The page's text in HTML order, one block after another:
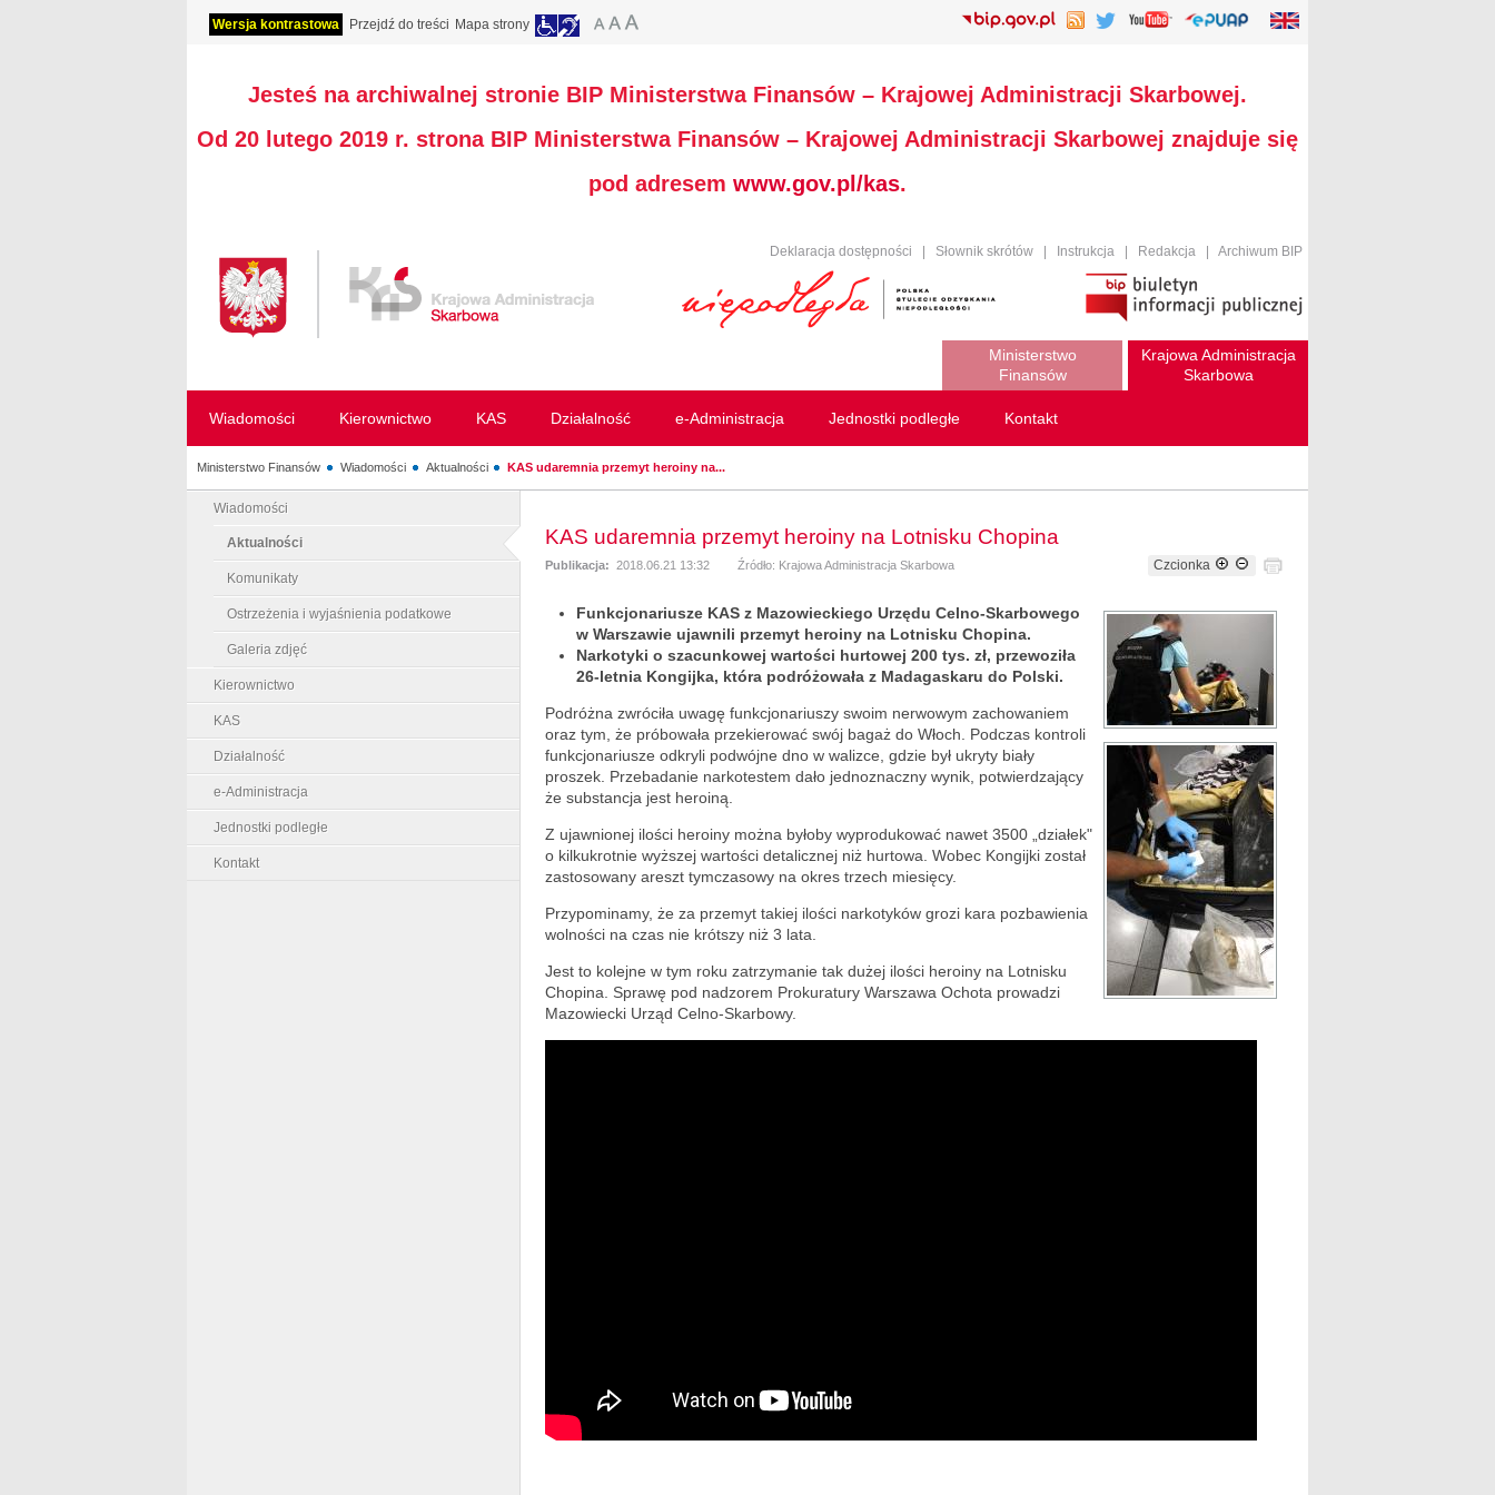
Wersja kontrastowa Przejdź do treści Mapa strony
Jesteś na archiwalnej stronie BIP Ministerstwa Finansów – Krajowej Administracji Skarbowej.
Od 20 lutego 2019 r. strona BIP Ministerstwa Finansów – Krajowej Administracji Skarbowej znajduje się
pod adresem www.gov.pl/kas.
Deklaracja dostępności Słownik skrótów Instrukcja Redakcja Archiwum BIP
Ministerstwo
Finansów
Krajowa Administracja
Skarbowa
Wiadomości Kierownictwo KAS Działalność e-Administracja Jednostki podległe Kontakt
Ministerstwo Finansów Wiadomości Aktualności KAS udaremnia przemyt heroiny na...
Wiadomości
Aktualności
Komunikaty
Ostrzeżenia i wyjaśnienia podatkowe
Galeria zdjęć
Kierownictwo
KAS
Działalność
e-Administracja
Jednostki podległe
Kontakt
KAS udaremnia przemyt heroiny na Lotnisku Chopina
Publikacja: 2018.06.21 13:32 Źródło: Krajowa Administracja Skarbowa Czcionka
Funkcjonariusze KAS z Mazowieckiego Urzędu Celno-Skarbowego
w Warszawie ujawnili przemyt heroiny na Lotnisku Chopina.
Narkotyki o szacunkowej wartości hurtowej 200 tys. zł, przewoziła
26-letnia Kongijka, która podróżowała z Madagaskaru do Polski.
Podróżna zwróciła uwagę funkcjonariuszy swoim nerwowym zachowaniem
oraz tym, że próbowała przekierować swój bagaż do Włoch. Podczas kontroli
funkcjonariusze odkryli podwójne dno w walizce, gdzie był ukryty biały
proszek. Przebadanie narkotestem dało jednoznaczny wynik, potwierdzający
że substancja jest heroiną.
Z ujawnionej ilości heroiny można byłoby wyprodukować nawet 3500 „działek"
o kilkukrotnie wyższej wartości detalicznej niż hurtowa. Wobec Kongijki został
zastosowany areszt tymczasowy na okres trzech miesięcy.
Przypominamy, że za przemyt takiej ilości narkotyków grozi kara pozbawienia
wolności na czas nie krótszy niż 3 lata.
Jest to kolejne w tym roku zatrzymanie tak dużej ilości heroiny na Lotnisku
Chopina. Sprawę pod nadzorem Prokuratury Warszawa Ochota prowadzi
Mazowiecki Urząd Celno-Skarbowy.